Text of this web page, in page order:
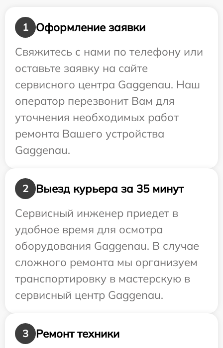
1
Оформление заявки
Свяжитесь с нами по телефону или
оставьте заявку на сайте
сервисного центра Gaggenau. Наш
оператор перезвонит Вам для
уточнения необходимых работ
ремонта Вашего устройства
Gaggenau.
2
Выезд курьера за 35 минут
Сервисный инженер приедет в
удобное время для осмотра
оборудования Gaggenau. В случае
сложного ремонта мы организуем
транспортировку в мастерскую в
сервисный центр Gaggenau.
3 Ремонт техники